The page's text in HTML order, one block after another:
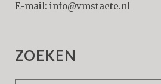
E-mail: info@vmstaete.nl
ZOEKEN